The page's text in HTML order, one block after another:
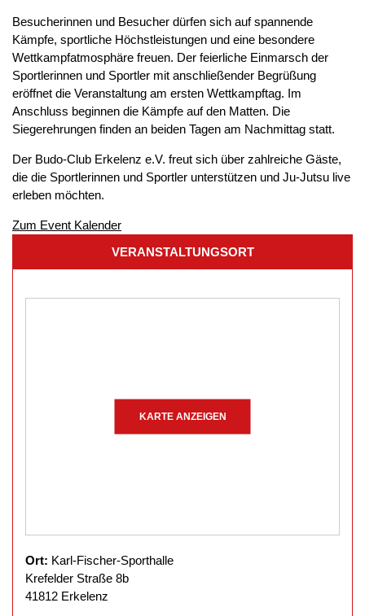
Besucherinnen und Besucher dürfen sich auf spannende
Kämpfe, sportliche Höchstleistungen und eine besondere
Wettkampfatmosphäre freuen. Der feierliche Einmarsch der
Sportlerinnen und Sportler mit anschließender Begrüßung
eröffnet die Veranstaltung am ersten Wettkampftag. Im
Anschluss beginnen die Kämpfe auf den Matten. Die
Siegerehrungen finden an beiden Tagen am Nachmittag statt.
Der Budo-Club Erkelenz e.V. freut sich über zahlreiche Gäste,
die die Sportlerinnen und Sportler unterstützen und Ju-Jutsu live
erleben möchten.
Zum Event Kalender
VERANSTALTUNGSORT
KARTE ANZEIGEN
Ort: Karl-Fischer-Sporthalle
Krefelder Straße 8b
41812 Erkelenz